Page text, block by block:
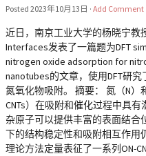
Posted 2023年10月13日 · Add Comment
近日，南京工业大学的杨晓宁教
Interfaces发表了一篇题为DFT
nitrogen oxide adsorption for
nanotubes的文章，使用DFT研
氮氧化物吸附。 摘要： 氮（N）
CNTs）在吸附和催化过程中具
杂原子可以提供丰富的表面结合
下的结构稳定性和吸附相互作用
理论方法定量表征了一系列ON-